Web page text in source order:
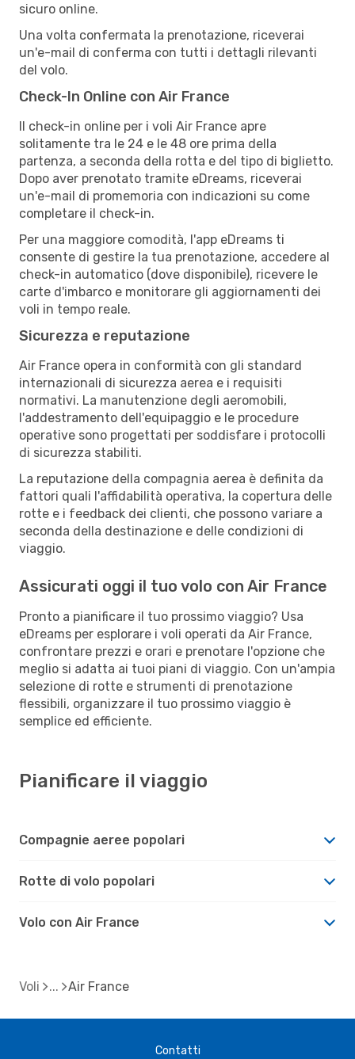
sicuro online.
Una volta confermata la prenotazione, riceverai
un'e-mail di conferma con tutti i dettagli rilevanti
del volo.
Check-In Online con Air France
Il check-in online per i voli Air France apre
solitamente tra le 24 e le 48 ore prima della
partenza, a seconda della rotta e del tipo di biglietto.
Dopo aver prenotato tramite eDreams, riceverai
un'e-mail di promemoria con indicazioni su come
completare il check-in.
Per una maggiore comodità, l'app eDreams ti
consente di gestire la tua prenotazione, accedere al
check-in automatico (dove disponibile), ricevere le
carte d'imbarco e monitorare gli aggiornamenti dei
voli in tempo reale.
Sicurezza e reputazione
Air France opera in conformità con gli standard
internazionali di sicurezza aerea e i requisiti
normativi. La manutenzione degli aeromobili,
l'addestramento dell'equipaggio e le procedure
operative sono progettati per soddisfare i protocolli
di sicurezza stabiliti.
La reputazione della compagnia aerea è definita da
fattori quali l'affidabilità operativa, la copertura delle
rotte e i feedback dei clienti, che possono variare a
seconda della destinazione e delle condizioni di
viaggio.
Assicurati oggi il tuo volo con Air France
Pronto a pianificare il tuo prossimo viaggio? Usa
eDreams per esplorare i voli operati da Air France,
confrontare prezzi e orari e prenotare l'opzione che
meglio si adatta ai tuoi piani di viaggio. Con un'ampia
selezione di rotte e strumenti di prenotazione
flessibili, organizzare il tuo prossimo viaggio è
semplice ed efficiente.
Pianificare il viaggio
Compagnie aeree popolari
Rotte di volo popolari
Volo con Air France
Voli Air France
Contatti